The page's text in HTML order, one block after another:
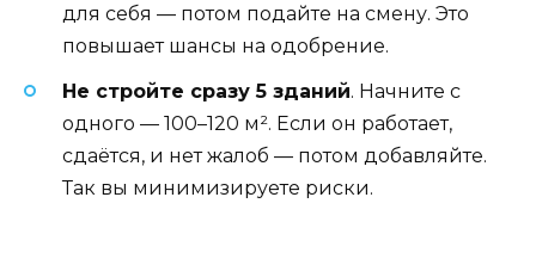
для себя — потом подайте на смену. Это
повышает шансы на одобрение.
Не стройте сразу 5 зданий. Начните с
одного — 100–120 м². Если он работает,
сдаётся, и нет жалоб — потом добавляйте.
Так вы минимизируете риски.